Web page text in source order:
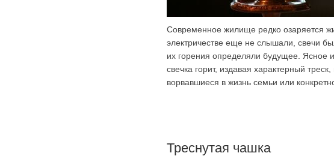
Современное жилище редко озаряется
электричестве еще не слышали, свечи
их горения определяли будущее. Ясное
свечка горит, издавая характерный
ворвавшиеся в жизнь семьи или
Треснутая чашка